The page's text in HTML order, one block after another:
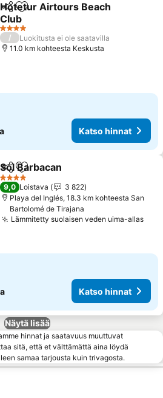
Jaa Lisää suosikkeihin
Hotetur Airtours Beach
Club
4 Tähtiluokitus
/
Luokitusta ei ole saatavilla
11.0 km kohteesta Keskusta
Katso hinnat
Jaa Lisää suosikkeihin
Sol Barbacan
4 Tähtiluokitus
9,0 Loistava
3 822
Playa del Inglés, 18.3 km kohteesta San
Bartolomé de Tirajana
Lämmitetty suolaisen veden uima-allas
Katso hinnat
Näytä lisää
hinnat ja saatavuus muuttuvat
sitä, että et välttämättä aina löydä
samaa tarjousta kuin trivagosta.